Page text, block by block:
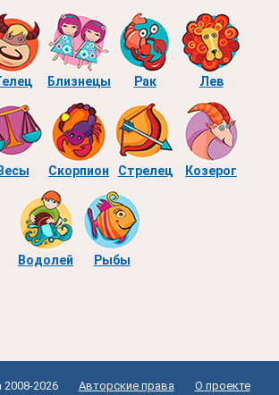
Близнецы Рак Лев
Весы Скорпион Стрелец Козерог
Водолей Рыбы
2026 Авторские права О проекте